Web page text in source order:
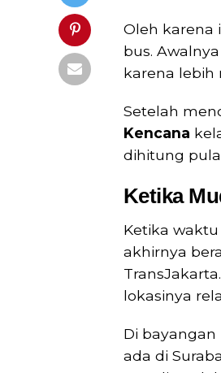
Oleh karena
bus.
karena lebih
Setelah
Kencana
dihitung
Ketika
Ketika
akhirnya
lokasinya
Di bayangan
ada di